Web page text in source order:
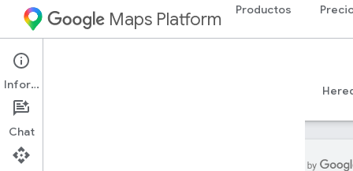
Maps Platform Productos
Web
Guías
Información
Chat